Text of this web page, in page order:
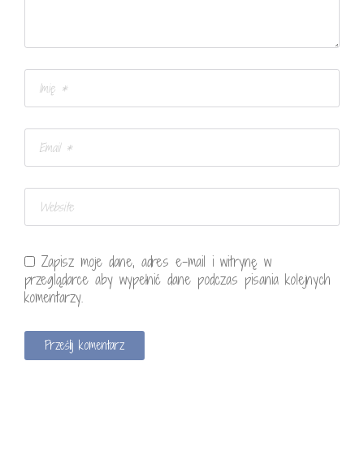
Zapisz moje dane, adres e-mail i witrynę w
przeglądarce aby wypełnić dane podczas pisania kolejnych
komentarzy.